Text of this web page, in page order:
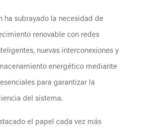
ha subrayado la necesidad de
renovable con redes
nuevas interconexiones y
energético mediante
para garantizar la
del sistema.
el papel cada vez más